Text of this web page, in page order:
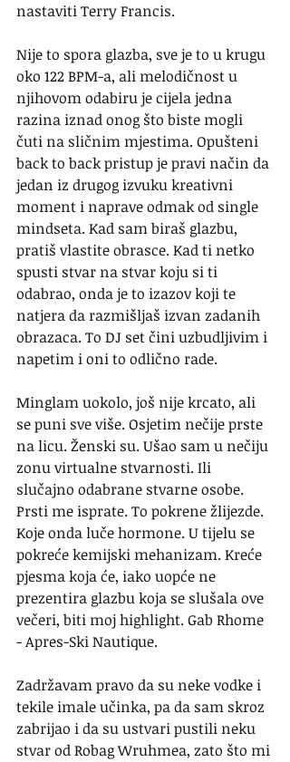
nastaviti Terry Francis.
Nije to spora glazba, sve je to u krugu
oko 122 BPM-a, ali melodičnost u
njihovom odabiru je cijela jedna
razina iznad onog što biste mogli
čuti na sličnim mjestima. Opušteni
back to back pristup je pravi način da
jedan iz drugog izvuku kreativni
moment i naprave odmak od single
mindseta. Kad sam biraš glazbu,
pratiš vlastite obrasce. Kad ti netko
spusti stvar na stvar koju si ti
odabrao, onda je to izazov koji te
natjera da razmišljaš izvan zadanih
obrazaca. To DJ set čini uzbudljivim i
napetim i oni to odlično rade.
Minglam uokolo, još nije krcato, ali
se puni sve više. Osjetim nečije prste
na licu. Ženski su. Ušao sam u nečiju
zonu virtualne stvarnosti. Ili
slučajno odabrane stvarne osobe.
Prsti me isprate. To pokrene žlijezde.
Koje onda luče hormone. U tijelu se
pokreće kemijski mehanizam. Kreće
pjesma koja će, iako uopće ne
prezentira glazbu koja se slušala ove
večeri, biti moj highlight. Gab Rhome
- Apres-Ski Nautique.
Zadržavam pravo da su neke vodke i
tekile imale učinka, pa da sam skroz
zabrijao i da su ustvari pustili neku
stvar od Robag Wruhmea, zato što mi